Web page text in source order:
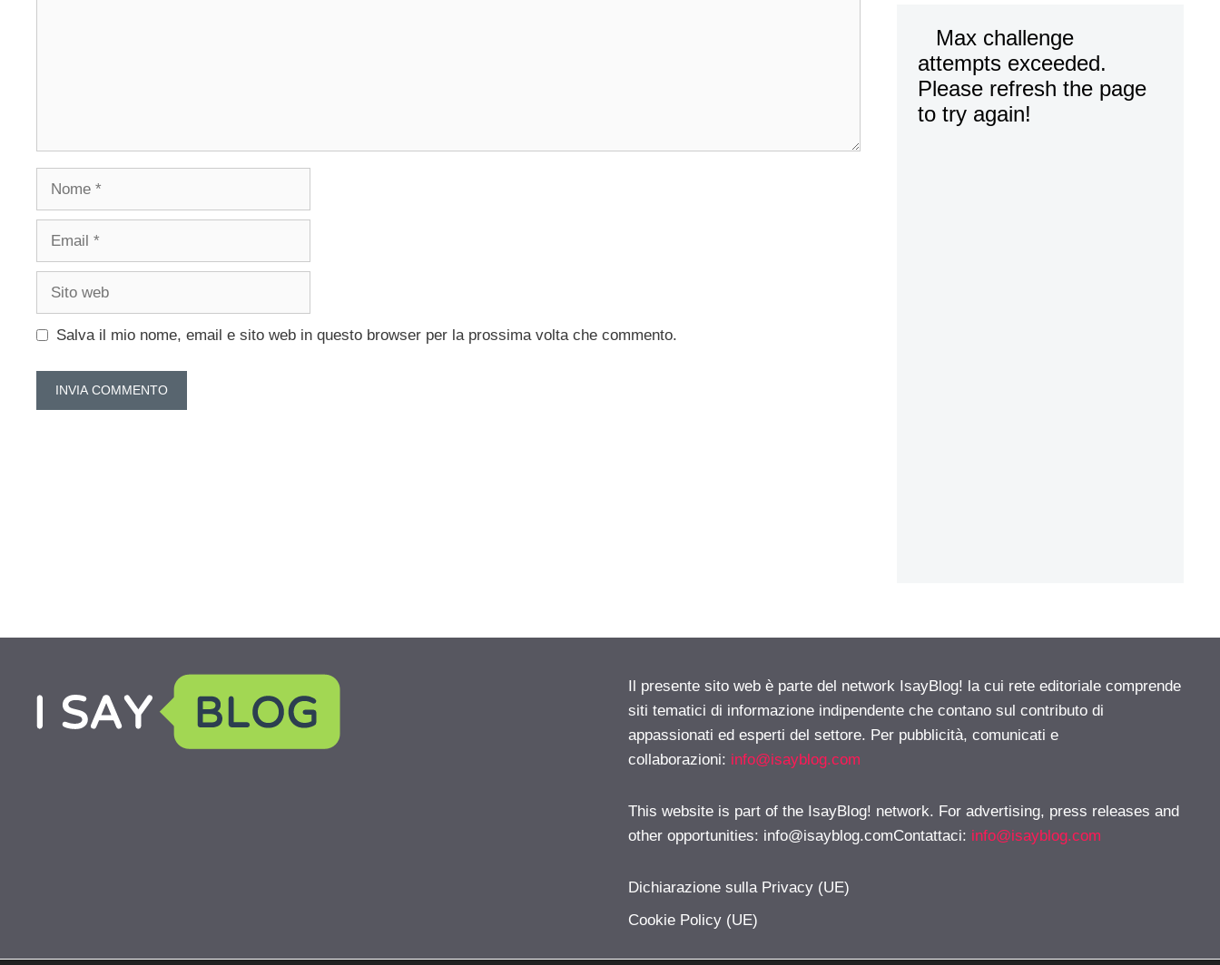
Nome
Email
Sito
Salva il mio nome, email e sito web in questo browser per la prossima volta che commento.
Il presente sito web è parte del network IsayBlog! la cui rete editoriale comprende
siti tematici di informazione indipendente che contano sul contributo di
appassionati ed esperti del settore. Per pubblicità, comunicati e
collaborazioni: info@isayblog.com
This website is part of the IsayBlog! network. For advertising, press releases and
other opportunities: info@isayblog.comContattaci: info@isayblog.com
Dichiarazione sulla Privacy (UE)
Cookie Policy (UE)